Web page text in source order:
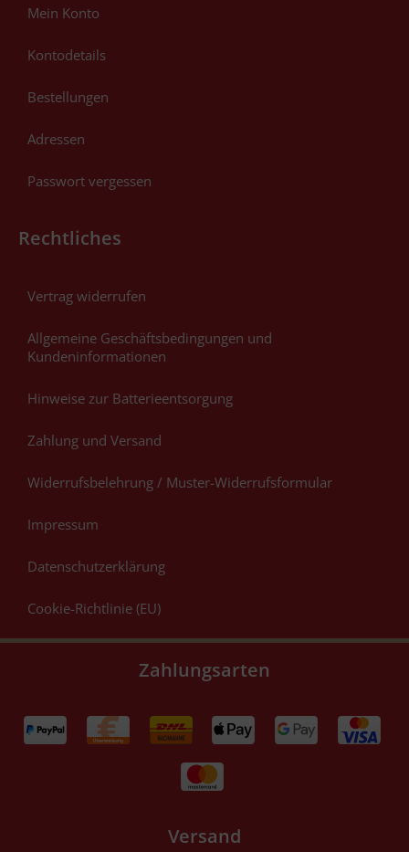
Mein Konto
Kontodetails
Bestellungen
Adressen
Passwort vergessen
Rechtliches
Vertrag widerrufen
Allgemeine Geschäftsbedingungen und
Kundeninformationen
Hinweise zur Batterieentsorgung
Zahlung und Versand
Widerrufsbelehrung / Muster-Widerrufsformular
Impressum
Datenschutzerklärung
Cookie-Richtlinie (EU)
Zahlungsarten
Versand